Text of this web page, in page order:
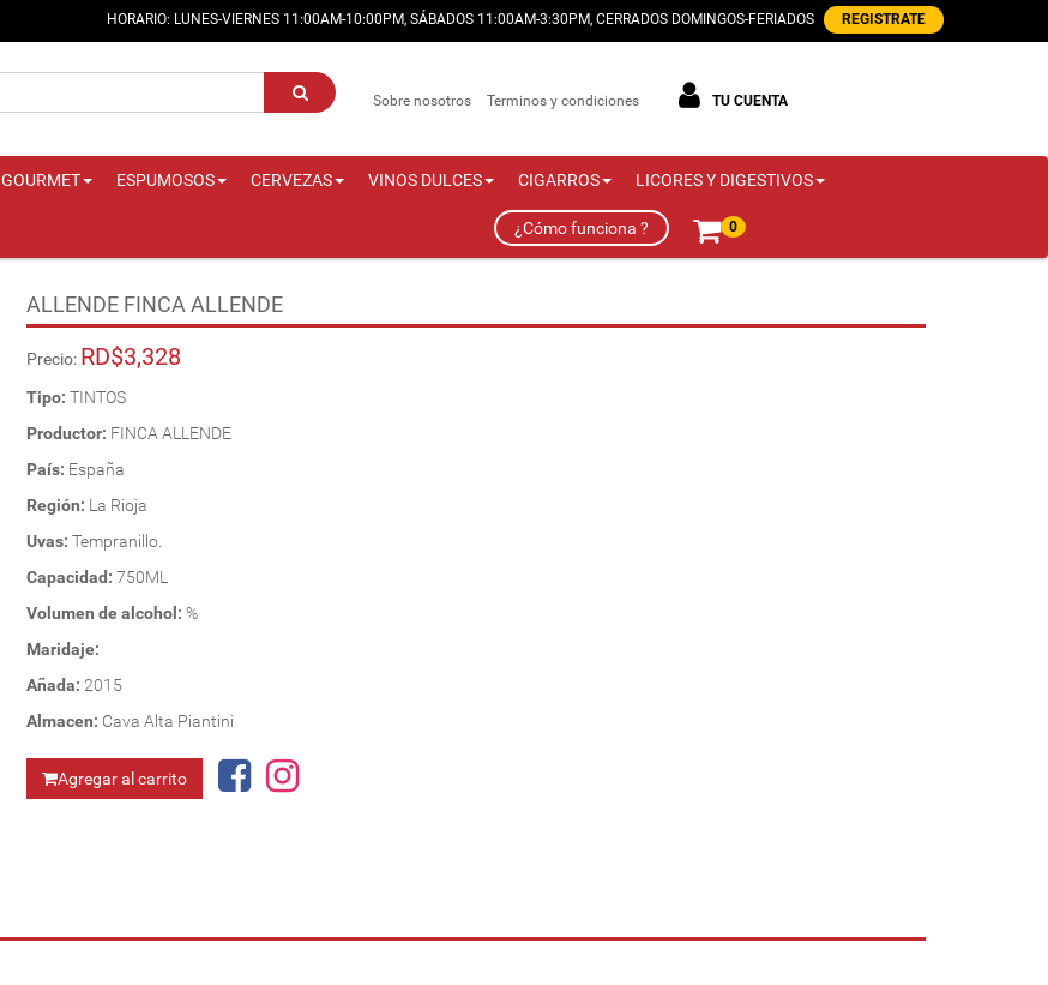
HORARIO: LUNES-VIERNES 11:00AM-10:00PM, SÁBADOS 11:00AM-3:30PM, CERRADOS DOMINGOS-FERIADOS REGISTRATE
Sobre nosotros Terminos y condiciones TU CUENTA
GOURMET ESPUMOSOS CERVEZAS VINOS DULCES CIGARROS LICORES Y DIGESTIVOS
¿Cómo funciona ? 0
ALLENDE FINCA ALLENDE
Precio: RD$3,328
Tipo: TINTOS
Productor: FINCA ALLENDE
País: España
Región: La Rioja
Uvas: Tempranillo.
Capacidad: 750ML
Volumen de alcohol: %
Maridaje:
Añada: 2015
Almacen: Cava Alta Piantini
Agregar al carrito